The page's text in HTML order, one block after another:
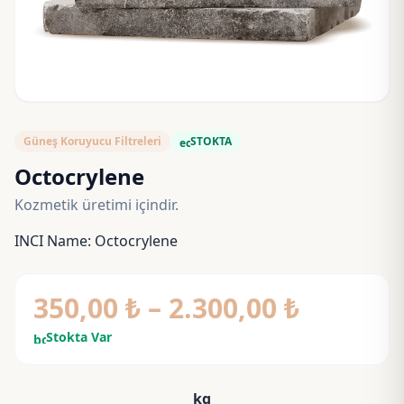
Güneş Koruyucu Filtreleri ecoSTOKTA
Octocrylene
Kozmetik üretimi içindir.
INCI Name: Octocrylene
350,00 ₺ – 2.300,00 ₺Fiyat
boltStokta Var
kg